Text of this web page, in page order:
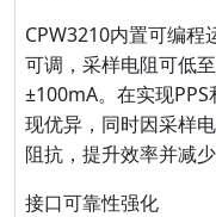
CPW3210内置可编
可调，采样电阻可低
±100mA。在实现
现优异，同时因采样
阻抗，提升效率并减少
接口可靠性强化